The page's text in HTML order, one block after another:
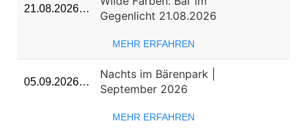
21.08.2026…
Gegenlicht 21.08.2026
MEHR ERFAHREN
05.09.2026…
Nachts im Bärenpark |
September 2026
MEHR ERFAHREN